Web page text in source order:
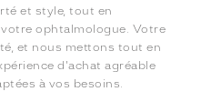
et style, tout en
ophtalmologue. Votre
et nous mettons tout en
d'achat agréable
à vos besoins.